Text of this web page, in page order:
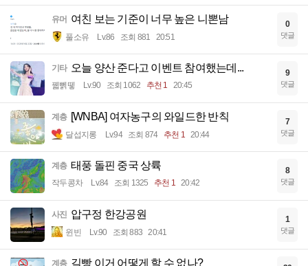
유머 여친 보는 기준이 너무 높은 니뽄남
풀소유 Lv.86 조회 881 20:51
0
댓글
기타 오늘 양산 준다고 이벤트 참여했는데...
꿻뻵뗗 Lv.90 조회 1062 추천 1 20:45
9
댓글
계층 [WNBA] 여자농구의 와일드한 반칙
달섭지롱 Lv.94 조회 874 추천 1 20:44
7
댓글
계층 태풍 돌핀 중국 상륙
작두콩차 Lv.84 조회 1325 추천 1 20:42
8
댓글
사진 압구정 한강공원
윈빈 Lv.90 조회 883 20:41
1
댓글
계층 길빵 이거 어떻게 할 수 없나?